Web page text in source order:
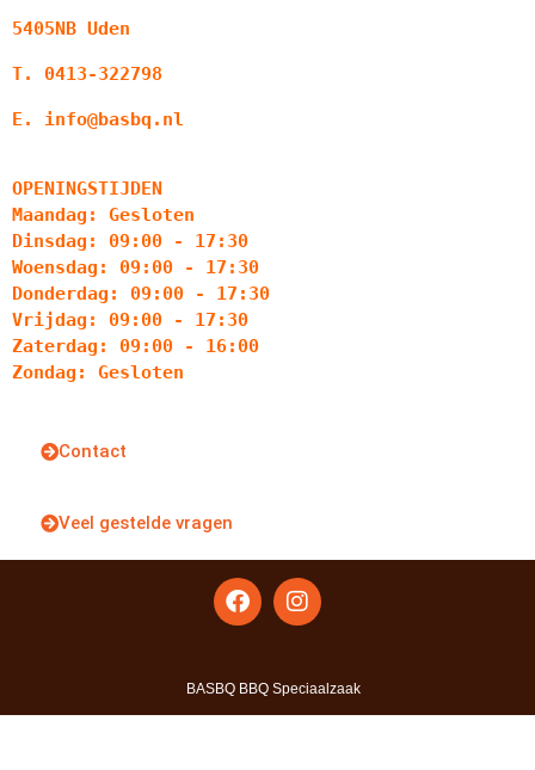
5405NB Uden
T. 0413-322798
E. info@basbq.nl
OPENINGSTIJDEN
Maandag: Gesloten
Dinsdag: 09:00 - 17:30
Woensdag: 09:00 - 17:30
Donderdag: 09:00 - 17:30
Vrijdag: 09:00 - 17:30
Zaterdag: 09:00 - 16:00
Zondag: Gesloten
Contact
Veel gestelde vragen
BASBQ BBQ Speciaalzaak